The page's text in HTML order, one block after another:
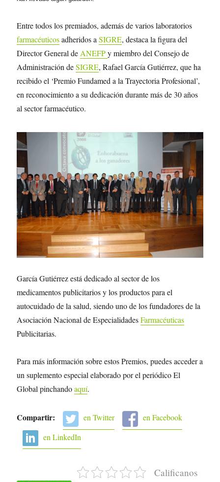
Entre todos los premiados, además de varios laboratorios
farmacéuticosadheridos aSIGRE, destaca la figura del
Director General deANEFPy miembro del Consejo de
Administración deSIGRE, Rafael García Gutiérrez, que ha
recibido el ‘Premio Fundamed a la Trayectoria Profesional’,
en reconocimiento a su dedicación durante más de 30 años
al sector farmacéutico.
García Gutiérrez está dedicado al sector de los
medicamentos publicitarios y los productos para el
autocuidado de la salud, siendo uno de los fundadores de la
Asociación Nacional de EspecialidadesFarmacéuticas
Publicitarias.
Para más información sobre estos Premios, puedes acceder a
un suplemento especial elaborado por el periódico El
Global pinchandoaquí.
Compartir: en Twitter
en Facebook
en LinkedIn
Calificanos